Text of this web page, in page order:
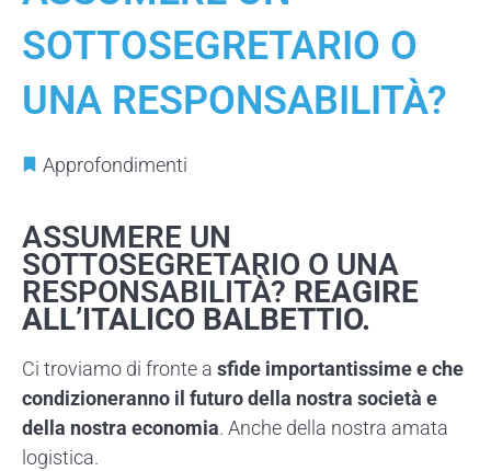
SOTTOSEGRETARIO O
UNA RESPONSABILITÀ?
Approfondimenti
ASSUMERE UN
SOTTOSEGRETARIO O UNA
RESPONSABILITÀ? REAGIRE
ALL’ITALICO BALBETTIO.
Ci troviamo di fronte a sfide importantissime e che
condizioneranno il futuro della nostra società e
della nostra economia. Anche della nostra amata
logistica.